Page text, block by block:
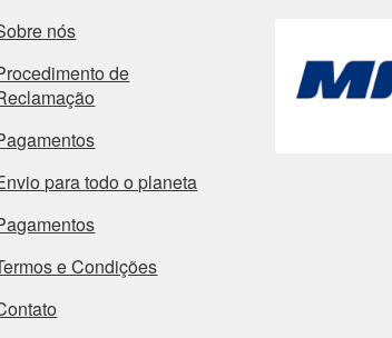
nós
de
para todo o planeta
e Condições